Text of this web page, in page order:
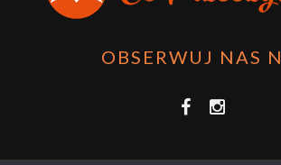
OBSERWUJ NAS